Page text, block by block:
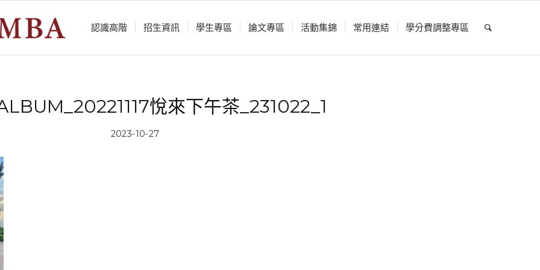
認識⾼階 招生資訊 學⽣專區 論⽂專區 活動集錦 常用連結 學分費調整專區
悅來下午茶_231022_1
2023-10-27